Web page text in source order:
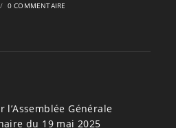
/ 0 COMMENTAIRE
l’Assemblée Générale
du 19 mai 2025